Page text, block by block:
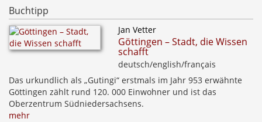
Buchtipp
Jan Vetter
Göttingen – Stadt, die Wissen
schafft
deutsch/english/français
Das urkundlich als „Gutingi“ erstmals im Jahr 953 erwähnte
Göttingen zählt rund 120. 000 Einwohner und ist das
Oberzentrum Südniedersachsens.
mehr